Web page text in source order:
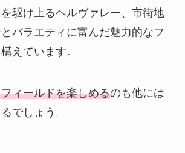
駆け上るヘルヴァレー、市街地
バラエティに富んだ魅力的なフ
えています。
ィールドを楽しめるのも他には
でしょう。